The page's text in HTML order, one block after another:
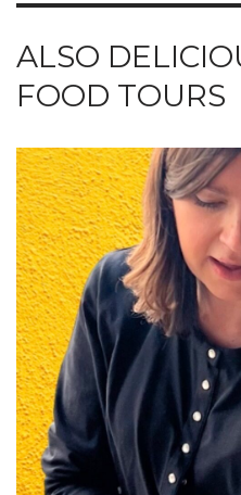
ALSO
FOOD TOURS